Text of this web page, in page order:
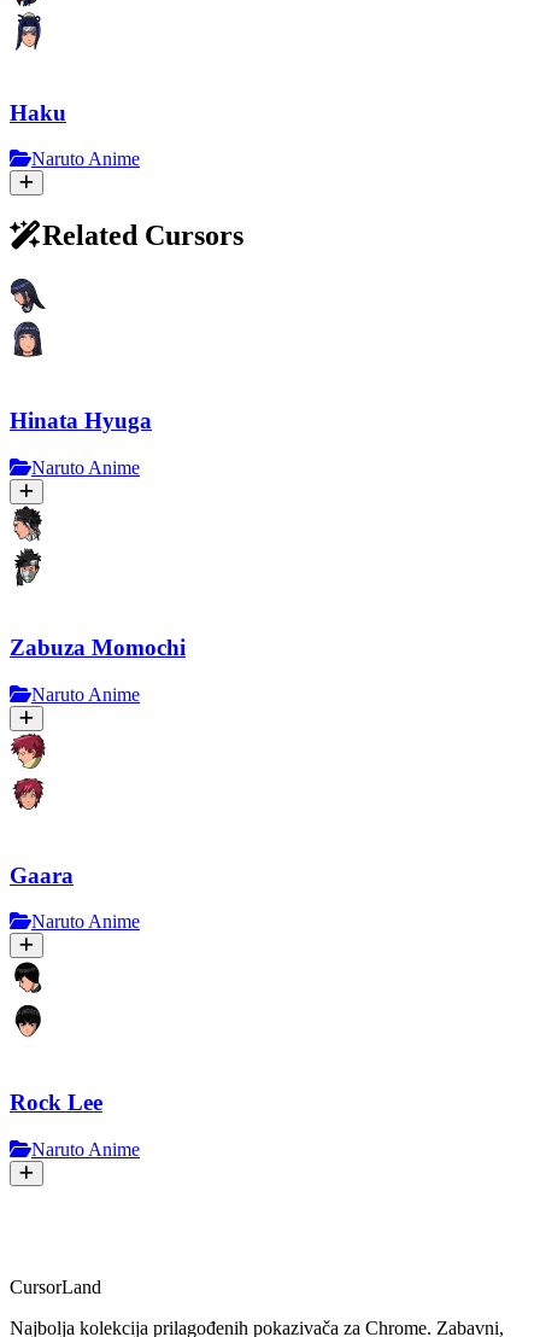
Haku
Naruto Anime
Related Cursors
Hinata Hyuga
Naruto Anime
Zabuza Momochi
Naruto Anime
Gaara
Naruto Anime
Rock Lee
Naruto Anime
CursorLand
Najbolja kolekcija prilagođenih pokazivača za Chrome. Zabavni,